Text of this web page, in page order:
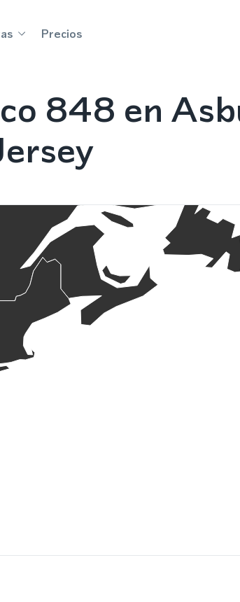
Precios
848 en